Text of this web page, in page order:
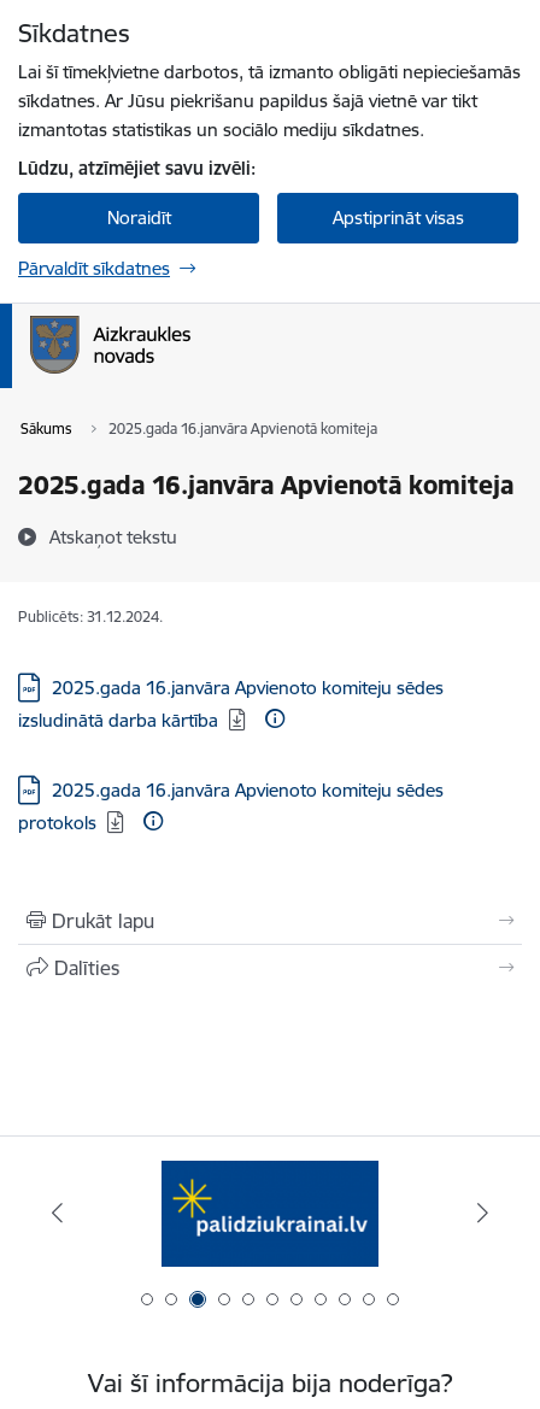
Sīkdatnes
Lai šī tīmekļvietne darbotos, tā izmanto obligāti nepieciešamās
sīkdatnes. Ar Jūsu piekrišanu papildus šajā vietnē var tikt
izmantotas statistikas un sociālo mediju sīkdatnes.
Lūdzu, atzīmējiet savu izvēli:
Noraidīt Apstiprināt visas
Pārvaldīt sīkdatnes
Sākums 2025.gada 16.janvāra Apvienotā komiteja
2025.gada 16.janvāra Apvienotā komiteja
Atskaņot tekstu
Publicēts: 31.12.2024.
Lejupielādēt:
2025.gada 16.janvāra Apvienoto komiteju sēdes
izsludinātā darba kārtība
Lejupielādēt:
2025.gada 16.janvāra Apvienoto komiteju sēdes
protokols
Drukāt lapu
Dalīties
Vai šī informācija bija noderīga?